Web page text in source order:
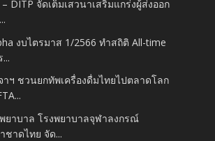
DITP จัดเต็มเสวนาเสริมแกร่งผู้ส่งออก
งบไตรมาส 1/2566 ทำสถิติ All-time
าฯ ชวนยกทัพเครื่องดื่มไทยไปตลาดโลก
ยาบาล โรงพยาบาลจุฬาลงกรณ์
ชาดไทย จัด...